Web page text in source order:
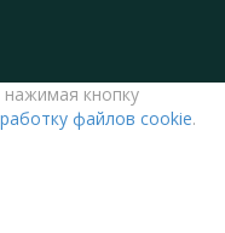
кнопку
файлов cookie.